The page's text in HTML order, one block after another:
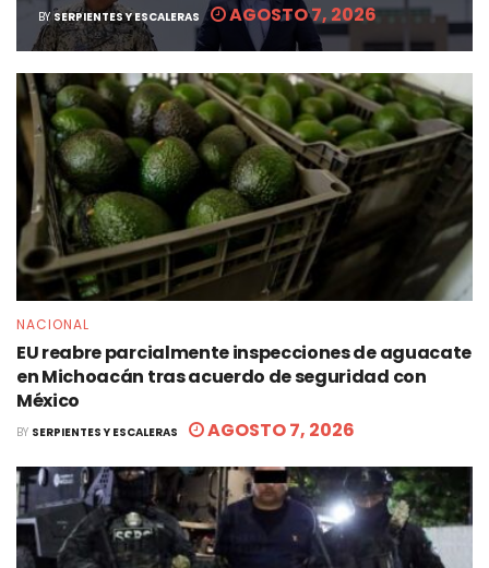
BY SERPIENTES Y ESCALERAS AGOSTO 7, 2026
NACIONAL
EU reabre parcialmente inspecciones de aguacate
en Michoacán tras acuerdo de seguridad con
México
BY SERPIENTES Y ESCALERAS AGOSTO 7, 2026